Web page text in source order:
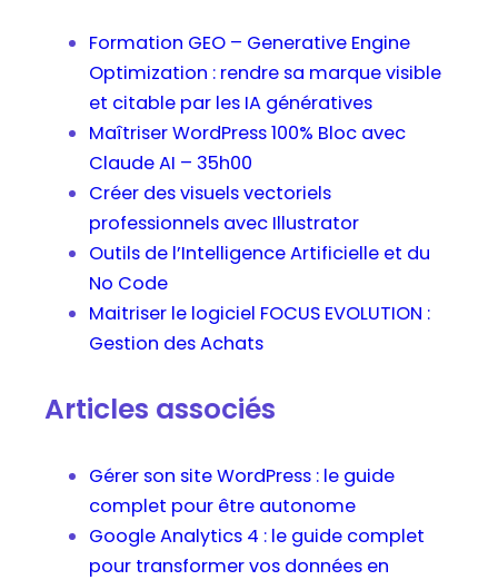
Formation GEO – Generative Engine
Optimization : rendre sa marque visible
et citable par les IA génératives
Maîtriser WordPress 100% Bloc avec
Claude AI – 35h00
Créer des visuels vectoriels
professionnels avec Illustrator
Outils de l’Intelligence Artificielle et du
No Code
Maitriser le logiciel FOCUS EVOLUTION :
Gestion des Achats
Articles associés
Gérer son site WordPress : le guide
complet pour être autonome
Google Analytics 4 : le guide complet
pour transformer vos données en